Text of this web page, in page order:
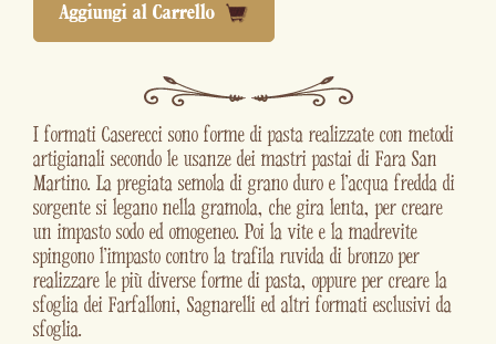
Aggiungi al Carrello
I formati Caserecci sono forme di pasta realizzate con metodi
artigianali secondo le usanze dei mastri pastai di Fara San
Martino. La pregiata semola di grano duro e l'acqua fredda di
sorgente si legano nella gramola, che gira lenta, per creare
un impasto sodo ed omogeneo. Poi la vite e la madrevite
spingono l'impasto contro la trafila ruvida di bronzo per
realizzare le più diverse forme di pasta, oppure per creare la
sfoglia dei Farfalloni, Sagnarelli ed altri formati esclusivi da
sfoglia.